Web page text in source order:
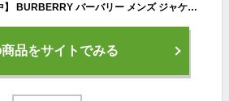
【3%オフクーポン配布中】 BURBERRY バーバリー メンズ ジャケット 8110567
商品をサイトでみる